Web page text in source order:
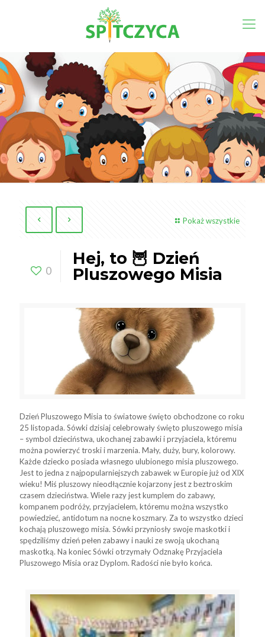
Pokaż wszystkie
0
Hej, to 🦉 Dzień
Pluszowego Misia
Dzień Pluszowego Misia to światowe święto obchodzone co roku
25 listopada. Sówki dzisiaj celebrowały święto pluszowego misia
– symbol dzieciństwa, ukochanej zabawki i przyjaciela, któremu
można powierzyć troski i marzenia. Mały, duży, bury, kolorowy.
Każde dziecko posiada własnego ulubionego misia pluszowego.
Jest to jedna z najpopularniejszych zabawek w Europie już od XIX
wieku! Miś pluszowy nieodłącznie kojarzony jest z beztroskim
czasem dzieciństwa. Wiele razy jest kumplem do zabawy,
kompanem podróży, przyjacielem, któremu można wszystko
powiedzieć, antidotum na nocne koszmary. Za to wszystko dzieci
kochają pluszowego misia. Sówki przyniosły swoje maskotki i
spędziliśmy dzień pełen zabawy i nauki ze swoją ukochaną
maskotką. Na koniec Sówki otrzymały Odznakę Przyjaciela
Pluszowego Misia oraz Dyplom. Radości nie było końca.